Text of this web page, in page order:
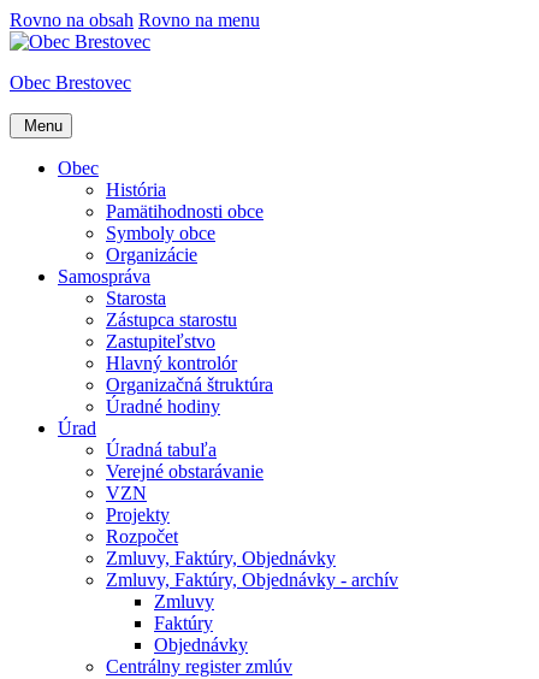
Rovno na obsah Rovno na menu
Obec Brestovec
Menu
Obec
História
Pamätihodnosti obce
Symboly obce
Organizácie
Samospráva
Starosta
Zástupca starostu
Zastupiteľstvo
Hlavný kontrolór
Organizačná štruktúra
Úradné hodiny
Úrad
Úradná tabuľa
Verejné obstarávanie
VZN
Projekty
Rozpočet
Zmluvy, Faktúry, Objednávky
Zmluvy, Faktúry, Objednávky - archív
Zmluvy
Faktúry
Objednávky
Centrálny register zmlúv